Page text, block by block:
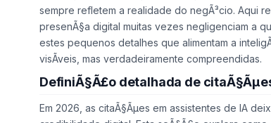
sempre refletem a realidade do negÃ³cio. Aqui
presenÃ§a digital muitas vezes negligenciam a
estes pequenos detalhes que alimentam a
visÃ­veis, mas verdadeiramente compreendidas.
DefiniÃ§Ã£o detalhada de
Em 2026, as citaÃ§Ãµes em assistentes de IA